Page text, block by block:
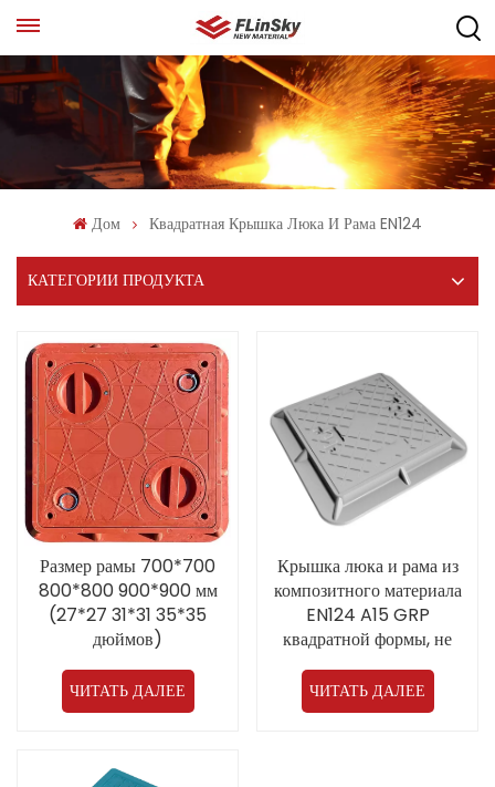
Дом Квадратная Крышка Люка И Рама EN124
КАТЕГОРИИ ПРОДУКТА
Размер рамы 700*700
800*800 900*900 мм
(27*27 31*31 35*35
дюймов)
Стекловолоконная
канализационная крышка
EN124 A15 FRP с ручками
ЧИТАТЬ ДАЛЕЕ
Крышка люка и рама из
композитного материала
EN124 A15 GRP
квадратной формы, не
требующая особого ухода,
300*300/400*400 мм
ЧИТАТЬ ДАЛЕЕ